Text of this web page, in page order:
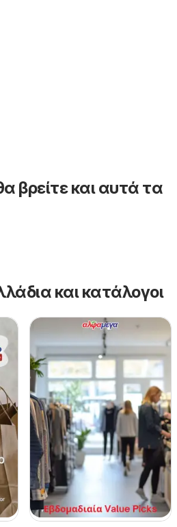
βρείτε και αυτά τα
και κατάλογοι